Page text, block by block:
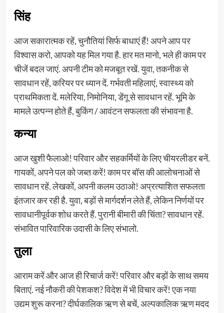
सिंह
आज सकारात्मक रहें, चुनौतियां सिर्फ बाधाएं हैं! अपने आप पर
विश्वास करो, आपको यह मिल गया है. हार मत मानो, भले ही काम पर
चीजें बदल जाएं. अपनी टीम को मजबूत रखें. युवा, तकनीक से
सावधान रहें, करियर पर ध्यान दें. गर्भवती महिलाएं, स्वास्थ्य को
प्राथमिकता दें. मलेरिया, निमोनिया, डेंगू से सावधान रहें. भूमि के
मामले उत्पन्न होते हैं, बुकिंग / आवंटन सफलता की संभावना है.
कन्या
आज खुशी फैलाओ! परिवार और सहकर्मियों के लिए चीयरलीडर बनें.
गायकों, अपने पल को जब्त करें! काम पर बॉस की आलोचनाओं से
सावधान रहें. लेखकों, अपनी कलम उठाओ! अप्रत्याशित सफलता
इंतजार कर रही है. युवा, बड़ों से मार्गदर्शन लेते हैं, लेकिन निर्णयों पर
सावधानीपूर्वक शोध करते हैं. पुरानी बीमारी की चिंता? सावधान रहें.
संभावित पारिवारिक उदासी के लिए संभालो.
तुला
आराम करें और आज ही रिचार्ज करें! परिवार और बड़ों के साथ समय
बिताएं. नई नौकरी की पेशकश? विदेश में भी विचार करें! एक नया
उद्यम शुरू करना? दीर्घकालिक ऋण से बचें, अल्पकालिक ऋण मदद